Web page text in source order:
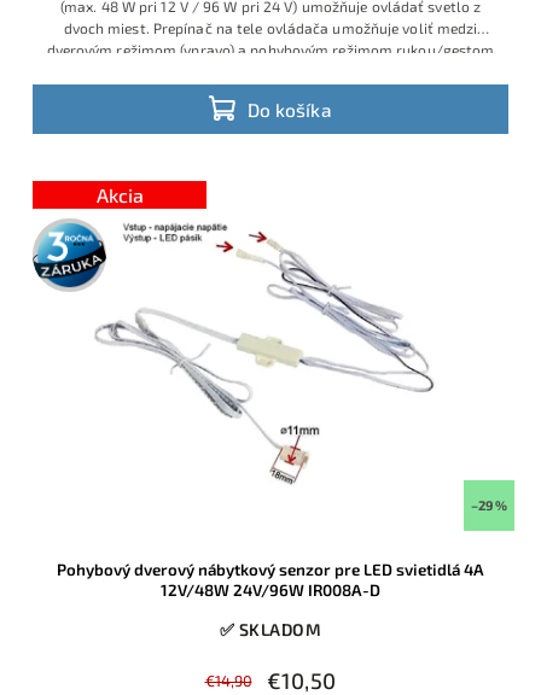
Do košíka
(max. 48 W pri 12 V / 96 W pri 24 V) umožňuje ovládať svetlo z
dvoch miest. Prepínač na tele ovládača umožňuje voliť medzi
dverovým režimom (vpravo) a pohybovým režimom rukou/gestom
Akcia
3 roky
záruka
–29 %
Pohybový dverový nábytkový senzor pre LED svietidlá 4A
12V/48W 24V/96W IR008A-D
✅ SKLADOM
€14,90 €10,50